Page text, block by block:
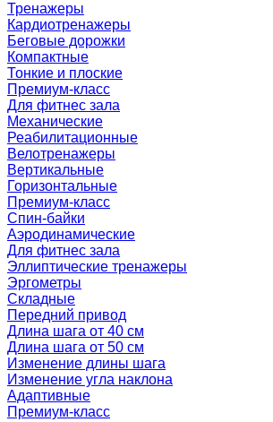
Тренажеры
Кардиотренажеры
Беговые дорожки
Компактные
Тонкие и плоские
Премиум-класс
Для фитнес зала
Механические
Реабилитационные
Велотренажеры
Вертикальные
Горизонтальные
Премиум-класс
Спин-байки
Аэродинамические
Для фитнес зала
Эллиптические тренажеры
Эргометры
Складные
Передний привод
Длина шага от 40 см
Длина шага от 50 см
Изменение длины шага
Изменение угла наклона
Адаптивные
Премиум-класс